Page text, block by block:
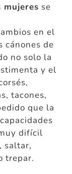
mujeres se
en el
cánones de
no solo la
y el
tacones,
que la
difícil
saltar,
trepar.